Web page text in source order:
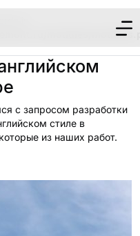
in
modules/
работы
с запросом разработки
стиле в
из наших работ.